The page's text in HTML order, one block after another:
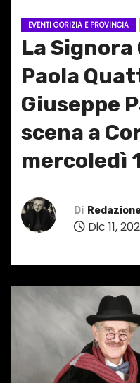
EVENTI GORIZIA E PROVINCIA
La Signora
Paola
Giuseppe
scena a
mercoledì
Di
Dic 11,